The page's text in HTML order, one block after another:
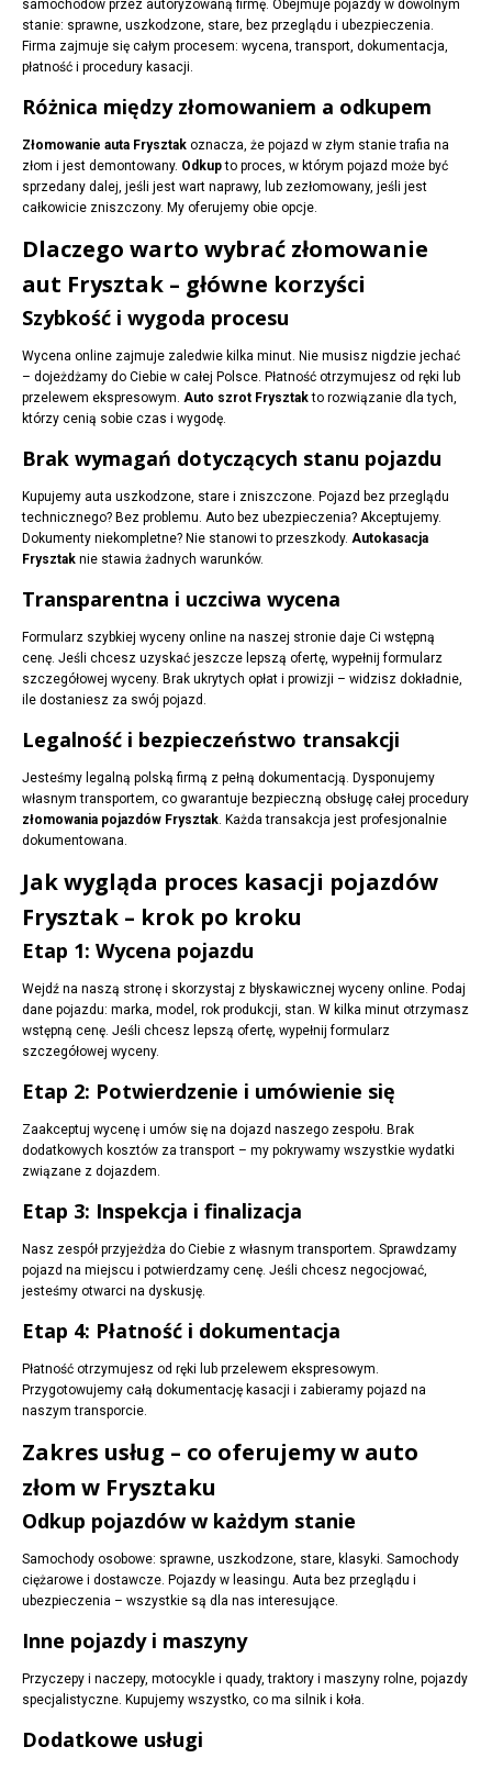
samochodów przez autoryzowaną firmę. Obejmuje pojazdy w dowolnym
stanie: sprawne, uszkodzone, stare, bez przeglądu i ubezpieczenia.
Firma zajmuje się całym procesem: wycena, transport, dokumentacja,
płatność i procedury kasacji.
Różnica między złomowaniem a odkupem
Złomowanie auta Frysztak oznacza, że pojazd w złym stanie trafia na
złom i jest demontowany. Odkupto proces, w którym pojazd może być
sprzedany dalej, jeśli jest wart naprawy, lub zezłomowany, jeśli jest
całkowicie zniszczony. My oferujemy obie opcje.
Dlaczego warto wybrać złomowanie
aut Frysztak – główne korzyści
Szybkość i wygoda procesu
Wycena online zajmuje zaledwie kilka minut. Nie musisz nigdzie jechać
– dojeżdżamy do Ciebie w całej Polsce. Płatność otrzymujesz od ręki lub
przelewem ekspresowym. Auto szrot Frysztakto rozwiązanie dla tych,
którzy cenią sobie czas i wygodę.
Brak wymagań dotyczących stanu pojazdu
Kupujemy auta uszkodzone, stare i zniszczone. Pojazd bez przeglądu
technicznego? Bez problemu. Auto bez ubezpieczenia? Akceptujemy.
Dokumenty niekompletne? Nie stanowi to przeszkody. Autokasacja
Frysztak nie stawia żadnych warunków.
Transparentna i uczciwa wycena
Formularz szybkiej wyceny online na naszej stronie daje Ci wstępną
cenę. Jeśli chcesz uzyskać jeszcze lepszą ofertę, wypełnij formularz
szczegółowej wyceny. Brak ukrytych opłat i prowizji – widzisz dokładnie,
ile dostaniesz za swój pojazd.
Legalność i bezpieczeństwo transakcji
Jesteśmy legalną polską firmą z pełną dokumentacją. Dysponujemy
własnym transportem, co gwarantuje bezpieczną obsługę całej procedury
złomowania pojazdów Frysztak. Każda transakcja jest profesjonalnie
dokumentowana.
Jak wygląda proces kasacji pojazdów
Frysztak – krok po kroku
Etap 1: Wycena pojazdu
Wejdź na naszą stronę i skorzystaj z błyskawicznej wyceny online. Podaj
dane pojazdu: marka, model, rok produkcji, stan. W kilka minut otrzymasz
wstępną cenę. Jeśli chcesz lepszą ofertę, wypełnij formularz
szczegółowej wyceny.
Etap 2: Potwierdzenie i umówienie się
Zaakceptuj wycenę i umów się na dojazd naszego zespołu. Brak
dodatkowych kosztów za transport – my pokrywamy wszystkie wydatki
związane z dojazdem.
Etap 3: Inspekcja i finalizacja
Nasz zespół przyjeżdża do Ciebie z własnym transportem. Sprawdzamy
pojazd na miejscu i potwierdzamy cenę. Jeśli chcesz negocjować,
jesteśmy otwarci na dyskusję.
Etap 4: Płatność i dokumentacja
Płatność otrzymujesz od ręki lub przelewem ekspresowym.
Przygotowujemy całą dokumentację kasacji i zabieramy pojazd na
naszym transporcie.
Zakres usług – co oferujemy w auto
złom w Frysztaku
Odkup pojazdów w każdym stanie
Samochody osobowe: sprawne, uszkodzone, stare, klasyki. Samochody
ciężarowe i dostawcze. Pojazdy w leasingu. Auta bez przeglądu i
ubezpieczenia – wszystkie są dla nas interesujące.
Inne pojazdy i maszyny
Przyczepy i naczepy, motocykle i quady, traktory i maszyny rolne, pojazdy
specjalistyczne. Kupujemy wszystko, co ma silnik i koła.
Dodatkowe usługi